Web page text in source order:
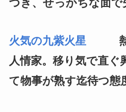
つき、せっかちな面で
火気の九紫火星熱心
人情家。移り気で直ぐ
て物事が熟す迄待つ態